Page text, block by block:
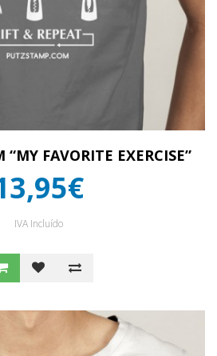
FAVORITE EXERCISE”
IVA Incluído